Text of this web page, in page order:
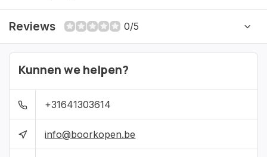
Reviews 0/5
Kunnen we helpen?
+31641303614
info@boorkopen.be